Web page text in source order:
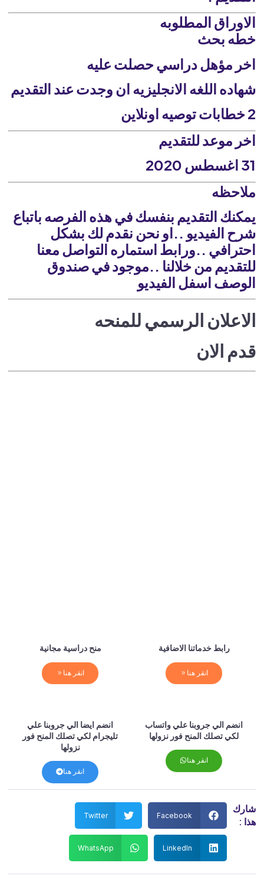
الاوراق المطلوبه
خطه بحث
اخر مؤهل دراسي حصلت عليه
شهاده اللغه الانجليزيه ان وجدت عند التقديم
اخر موعد للتقديم
31 اغسطس 2020
ملاحظه
يمكنك التقديم بنفسك في هذه الفرصه باتباع
شرح الفيديو ..او نحن نقدم لك بشكل
احترافي ..ورابط استماره التواصل معنا
للتقديم من خلالنا ..موجود في صندوق
الوصف اسفل الفيديو
الاعلان الرسمي للمنحه
قدم الان
رابط خدماتنا الاضافية
انقر هنا
منح دراسية مجانية
انقر هنا
انضم الي جروبنا علي واتساب
لكي تصلك المنح فور نزولها
انقر هنا
انضم ايضا الي جروبنا علي
تليجرام لكي تصلك المنح فور
نزولها
انقر هنا
شارك
هذا :
Facebook
Twitter
LinkedIn
WhatsApp